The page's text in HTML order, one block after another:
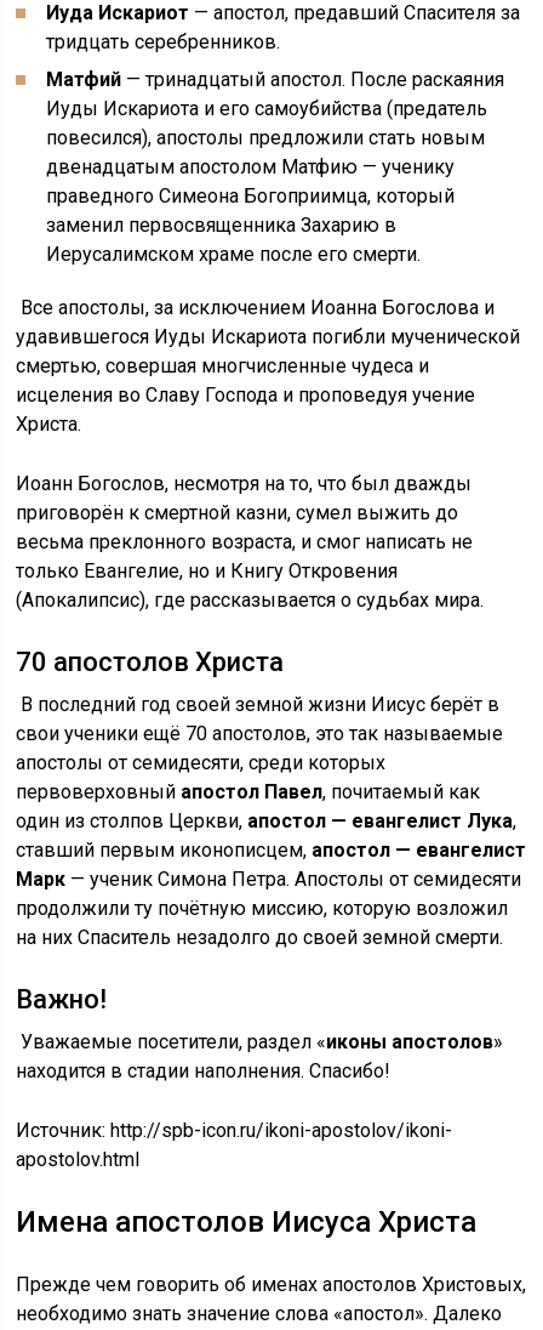
Иуда Искариот — апостол, предавший Спасителя за
тридцать серебренников.
Матфий — тринадцатый апостол. После раскаяния
Иуды Искариота и его самоубийства (предатель
повесился), апостолы предложили стать новым
двенадцатым апостолом Матфию — ученику
праведного Симеона Богоприимца, который
заменил первосвященника Захарию в
Иерусалимском храме после его смерти.
Все апостолы, за исключением Иоанна Богослова и
удавившегося Иуды Искариота погибли мученической
смертью, совершая многчисленные чудеса и
исцеления во Славу Господа и проповедуя учение
Христа.
Иоанн Богослов, несмотря на то, что был дважды
приговорён к смертной казни, сумел выжить до
весьма преклонного возраста, и смог написать не
только Евангелие, но и Книгу Откровения
(Апокалипсис), где рассказывается о судьбах мира.
70 апостолов Христа
В последний год своей земной жизни Иисус берёт в
свои ученики ещё 70 апостолов, это так называемые
апостолы от семидесяти, среди которых
первоверховный апостол Павел, почитаемый как
один из столпов Церкви, апостол — евангелист Лука,
ставший первым иконописцем, апостол — евангелист
Марк — ученик Симона Петра. Апостолы от семидесяти
продолжили ту почётную миссию, которую возложил
на них Спаситель незадолго до своей земной смерти.
Важно!
Уважаемые посетители, раздел «иконы апостолов»
находится в стадии наполнения. Спасибо!
Источник:http://spb-icon.ru/ikoni-apostolov/ikoni-
apostolov.html
Имена апостолов Иисуса Христа
Прежде чем говорить об именах апостолов Христовых,
необходимо знать значение слова «апостол». Далеко